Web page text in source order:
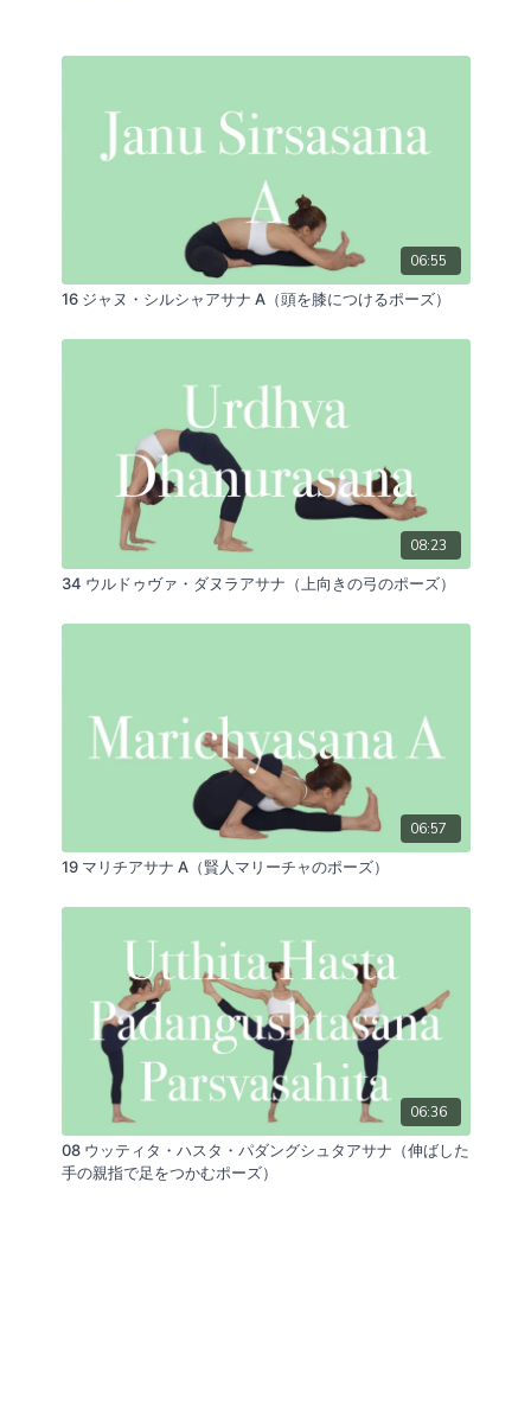
06:55
16 ジャヌ・シルシャアサナ A（頭を膝につけるポーズ）
08:23
34 ウルドゥヴァ・ダヌラアサナ（上向きの弓のポーズ）
06:57
19 マリチアサナ A（賢人マリーチャのポーズ）
06:36
08 ウッティタ・ハスタ・パダングシュタアサナ（伸ばした
手の親指で足をつかむポーズ）